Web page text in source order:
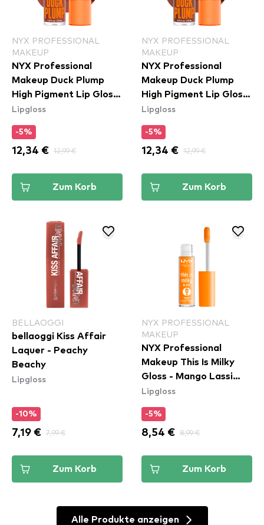
NYX PROFESSIONAL
MAKEUP
NYX Professional
Makeup Duck Plump
High Pigment Lip Gloss
- Brown Of Applause
Lipgloss
-5%
12,34 € 12,99 €
Zum Korb
NYX PROFESSIONAL
MAKEUP
NYX Professional
Makeup Duck Plump
High Pigment Lip Gloss
- Mocha Me Crazy
Lipgloss
-5%
12,34 € 12,99 €
Zum Korb
BELLAOGGI
bellaoggi Kiss Affair
Laquer - Peachy
Beachy
Lipgloss
-10%
7,19 € 7,99 €
Zum Korb
NYX PROFESSIONAL
MAKEUP
NYX Professional
Makeup This Is Milky
Gloss - Mango Lassi
(TIMG14)
Lipgloss
-5%
8,54 € 8,99 €
Zum Korb
Alle Produkte anzeigen